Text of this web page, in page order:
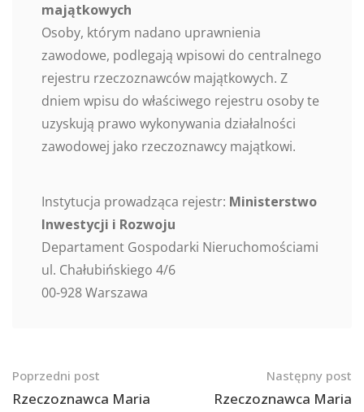
majątkowych
Osoby, którym nadano uprawnienia
zawodowe, podlegają wpisowi do centralnego
rejestru rzeczoznawców majątkowych. Z
dniem wpisu do właściwego rejestru osoby te
uzyskują prawo wykonywania działalności
zawodowej jako rzeczoznawcy majątkowi.
Instytucja prowadząca rejestr: Ministerstwo
Inwestycji i Rozwoju
Departament Gospodarki Nieruchomościami
ul. Chałubińskiego 4/6
00-928 Warszawa
Nawigacja
po
Poprzedni post
Rzeczoznawca Maria
Następny post
Rzeczoznawca Maria